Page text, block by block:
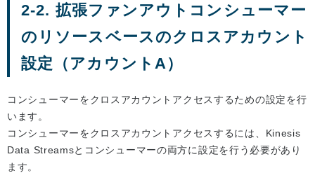
2-2. 拡張ファンアウトコンシューマー
のリソースベースのクロスアカウント
設定（アカウントA）
コンシューマーをクロスアカウントアクセスするための設定を行
います。
コンシューマーをクロスアカウントアクセスするには、Kinesis
Data Streamsとコンシューマーの両方に設定を行う必要があり
ます。